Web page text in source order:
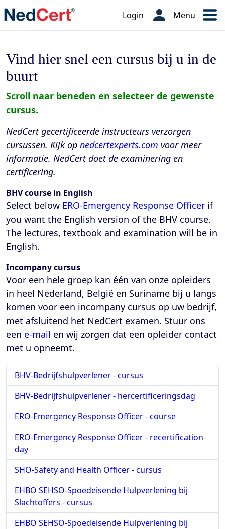
Login Menu
Vind hier snel een cursus bij u in de
buurt
Scroll naar beneden en selecteer de gewenste
cursus.
NedCert gecertificeerde instructeurs verzorgen
cursussen. Kijk op nedcertexperts.com voor meer
informatie. NedCert doet de examinering en
certificering.
BHV course in English
Select below ERO-Emergency Response Officer if
you want the English version of the BHV course.
The lectures, textbook and examination will be in
English.
Incompany cursus
Voor een hele groep kan één van onze opleiders
in heel Nederland, België en Suriname bij u langs
komen voor een incompany cursus op uw bedrijf,
met afsluitend het NedCert examen. Stuur ons
een e-mail en wij zorgen dat een opleider contact
met u opneemt.
BHV-Bedrijfshulpverlener - cursus
BHV-Bedrijfshulpverlener - hercertificeringsdag
ERO-Emergency Response Officer - course
ERO-Emergency Response Officer - recertification
day
SHO-Safety and Health Officer - cursus
EHBO SEHSO-Spoedeisende Hulpverlening bij
Slachtoffers - cursus
EHBO SEHSO-Spoedeisende Hulpverlening bij